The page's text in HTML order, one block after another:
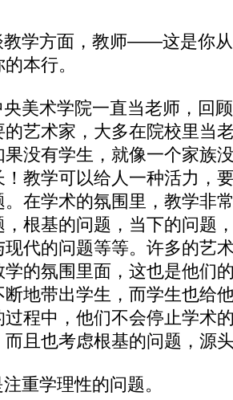
学方面，教师——这是你从
本行。
术学院一直当老师，回顾
艺术家，大多在院校里当
没有学生，就像一个家族
教学可以给人一种活力，
在学术的氛围里，教学非
，根基的问题，当下的问题
代的问题等等。许多的艺
的氛围里面，这也是他们
地带出学生，而学生也给
程中，他们不会停止学术
且也考虑根基的问题，源
学理性的问题。